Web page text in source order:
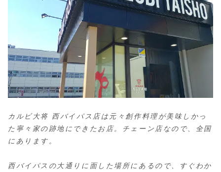
カルビ大将 西バイパス店は元々創作料理が美味しかっ
た寧々家の跡地にできたお店。チェーン店なので、全国
にあります。
西バイパスの大通りに面した場所にあるので、すぐわか